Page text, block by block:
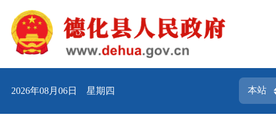
2026年08月06日 星期四